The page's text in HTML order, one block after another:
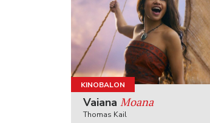
KINOBALON
Vaiana Moana
Thomas Kail